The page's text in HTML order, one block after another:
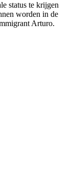
status te krijgen
worden in de
Arturo.